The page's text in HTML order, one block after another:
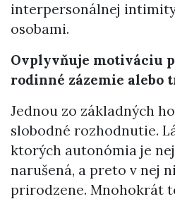
interpersonálnej
osobami.
Ovplyvňuje motiváciu
rodinné zázemie alebo
Jednou zo základných
slobodné rozhodnutie.
ktorých autonómia je
narušená, a preto v nej
prirodzene. Mnohokrát